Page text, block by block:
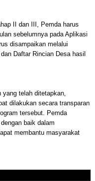
II dan III, Pemda harus
sebelumnya pada Aplikasi
disampaikan melalui
Daftar Rincian Desa hasil
yang telah ditetapkan,
dilakukan secara transparan
tersebut. Pemda
baik dalam
membantu masyarakat